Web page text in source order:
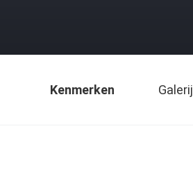
Kenmerken Galerij